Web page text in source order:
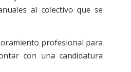
al colectivo que se
profesional para
con una candidatura